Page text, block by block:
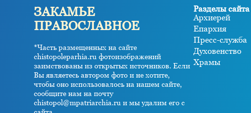
ЗАКАМЬЕ
ПРАВОСЛАВНОЕ
*Часть размещенных на сайте
chistopoleparhia.ru фотоизображений
заимствованы из открытых источников. Если
Вы являетесь автором фото и не хотите,
чтобы оно использовалось на нашем сайте,
сообщите нам на почту
chistopol@mpatriarchia.ru и мы удалим его с
Разделы сайта
Архиерей
Епархия
Пресс-служба
Духовенство
Храмы